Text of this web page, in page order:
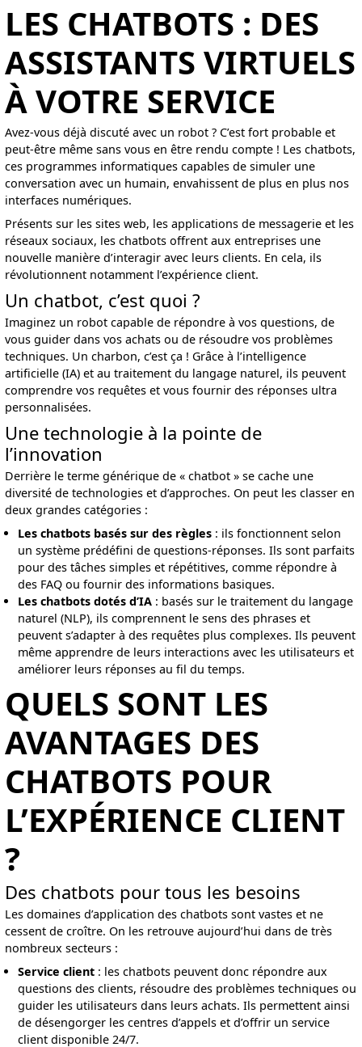
LES CHATBOTS : DES
ASSISTANTS VIRTUELS
À VOTRE SERVICE
Avez-vous déjà discuté avec un robot ? C’est fort probable et
peut-être même sans vous en être rendu compte ! Les chatbots,
ces programmes informatiques capables de simuler une
conversation avec un humain, envahissent de plus en plus nos
interfaces numériques.
Présents sur les sites web, les applications de messagerie et les
réseaux sociaux, les chatbots offrent aux entreprises une
nouvelle manière d’interagir avec leurs clients. En cela, ils
révolutionnent notamment l’expérience client.
Un chatbot, c’est quoi ?
Imaginez un robot capable de répondre à vos questions, de
vous guider dans vos achats ou de résoudre vos problèmes
techniques. Un charbon, c’est ça ! Grâce à l’intelligence
artificielle (IA) et au traitement du langage naturel, ils peuvent
comprendre vos requêtes et vous fournir des réponses ultra
personnalisées.
Une technologie à la pointe de
l’innovation
Derrière le terme générique de « chatbot » se cache une
diversité de technologies et d’approches. On peut les classer en
deux grandes catégories :
Les chatbots basés sur des règles : ils fonctionnent selon
un système prédéfini de questions-réponses. Ils sont parfaits
pour des tâches simples et répétitives, comme répondre à
des FAQ ou fournir des informations basiques.
Les chatbots dotés d’IA : basés sur le traitement du langage
naturel (NLP), ils comprennent le sens des phrases et
peuvent s’adapter à des requêtes plus complexes. Ils peuvent
même apprendre de leurs interactions avec les utilisateurs et
améliorer leurs réponses au fil du temps.
QUELS SONT LES
AVANTAGES DES
CHATBOTS POUR
L’EXPÉRIENCE CLIENT
?
Des chatbots pour tous les besoins
Les domaines d’application des chatbots sont vastes et ne
cessent de croître. On les retrouve aujourd’hui dans de très
nombreux secteurs :
Service client : les chatbots peuvent donc répondre aux
questions des clients, résoudre des problèmes techniques ou
guider les utilisateurs dans leurs achats. Ils permettent ainsi
de désengorger les centres d’appels et d’offrir un service
client disponible 24/7.